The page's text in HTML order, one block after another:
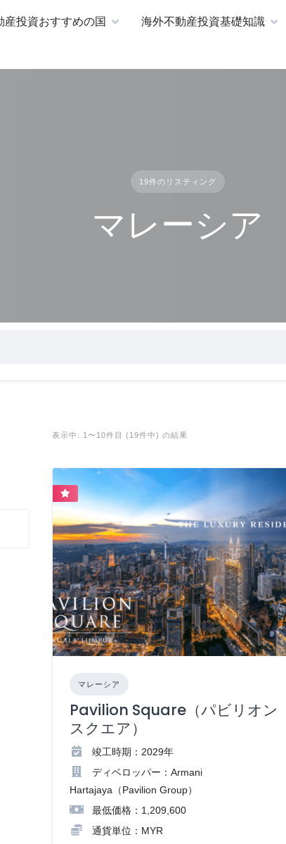
産投資おすすめの国 海外不動産投資基礎知識
19件のリスティング
マレーシア
表示中: 1〜10件目 (19件中) の結果
マレーシア
Pavilion Square（パビリオン
スクエア）
竣工時期：2029年
ディベロッパー：Armani
Hartajaya（Pavilion Group）
最低価格：1,209,600
通貨単位：MYR